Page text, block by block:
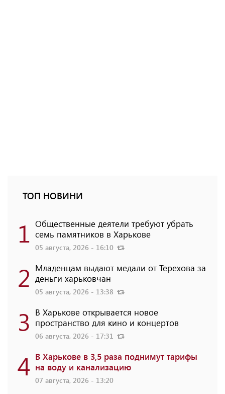
ТОП НОВИНИ
1 Общественные деятели требуют убрать
семь памятников в Харькове
05 августа, 2026 - 16:10
2 Младенцам выдают медали от Терехова за
деньги харьковчан
05 августа, 2026 - 13:38
3 В Харькове открывается новое
пространство для кино и концертов
06 августа, 2026 - 17:31
4 В Харькове в 3,5 раза поднимут тарифы
на воду и канализацию
07 августа, 2026 - 13:20